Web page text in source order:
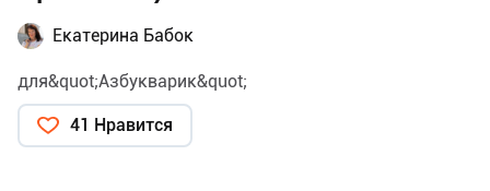
Екатерина Бабок
для&quot;Азбукварик&quot;
41 Нравится